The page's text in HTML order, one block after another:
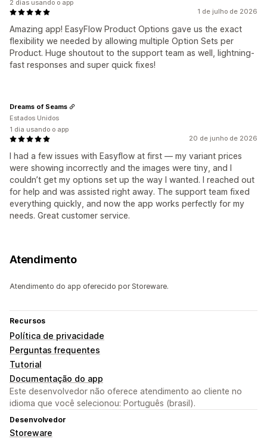
1 de julho de 2026
Amazing app! EasyFlow Product Options gave us the exact
flexibility we needed by allowing multiple Option Sets per
Product. Huge shoutout to the support team as well, lightning-
fast responses and super quick fixes!
2 dias usando o app
20 de junho de 2026
I had a few issues with Easyflow at first — my variant prices
were showing incorrectly and the images were tiny, and I
couldn’t get my options set up the way I wanted. I reached out
for help and was assisted right away. The support team fixed
everything quickly, and now the app works perfectly for my
needs. Great customer service.
Dreams of Seams
Estados Unidos
1 dia usando o app
Atendimento
Atendimento do app oferecido por Storeware.
Recursos
Política de privacidade
Perguntas frequentes
Tutorial
Documentação do app
Este desenvolvedor não oferece atendimento ao cliente no
idioma que você selecionou: Português (brasil).
Desenvolvedor
Storeware